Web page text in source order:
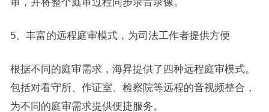
5、丰富的远程庭审模式，为司法工作者提供方便
根据不同的庭审需求，海昇提供了四种远程庭审模式。
包括对看守所、作证室、检察院等远程的音视频整合，
为不同的庭审需求提供便捷服务。